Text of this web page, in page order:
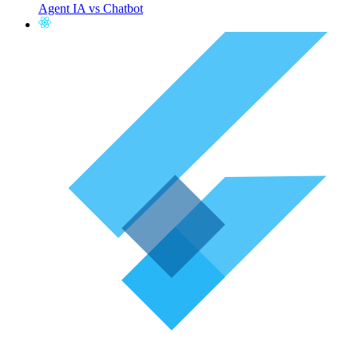
Agent IA vs Chatbot